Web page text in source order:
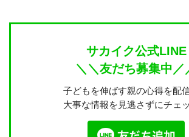
サカイク公式LINE
＼＼友だち募集中／
子どもを伸ばす親の心得を配
大事な情報を見逃さずにチェ